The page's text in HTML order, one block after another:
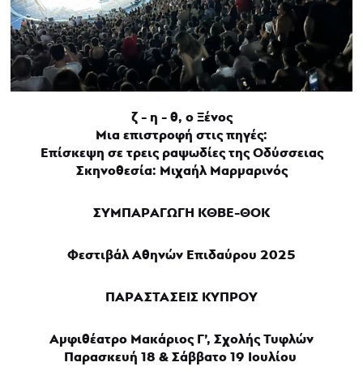
ζ-η -θ, ο Ξένος
Μια επιστροφή στις πηγές:
Επίσκεψη σε τρεις ραψωδίες της Οδύσσειας
Σκηνοθεσία: Μιχαήλ Μαρμαρινός
ΣΥΜΠΑΡΑΓΩΓΗ ΚΘΒΕ-ΘΟΚ
Φεστιβάλ Αθηνών Επιδαύρου 2025
ΠΑΡΑΣΤΑΣΕΙΣ ΚΥΠΡΟΥ
Αμφιθέατρο Μακάριος Γ’, Σχολής Τυφλών
Παρασκευή 18 & Σάββατο 19 Ιουλίου